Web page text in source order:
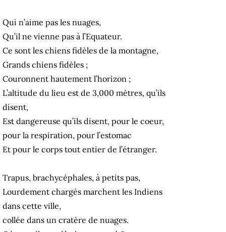
Qui n’aime pas les nuages,
Qu’il ne vienne pas à l’Equateur.
Ce sont les chiens fidèles de la montagne,
Grands chiens fidèles ;
Couronnent hautement l’horizon ;
L’altitude du lieu est de 3,000 mètres, qu’ils
disent,
Est dangereuse qu’ils disent, pour le coeur,
pour la respiration, pour l’estomac
Et pour le corps tout entier de l’étranger.
Trapus, brachycéphales, à petits pas,
Lourdement chargés marchent les Indiens
dans cette ville,
collée dans un cratère de nuages.